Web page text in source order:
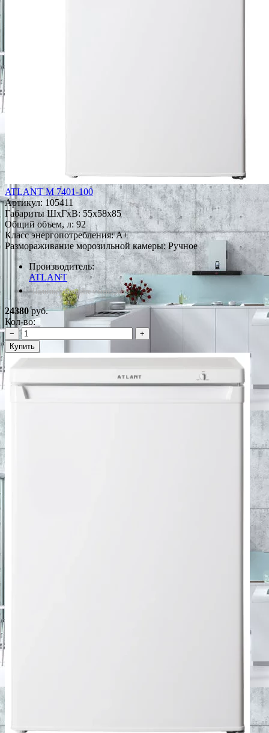
ATLANT М 7401-100
Артикул: 105411
Габариты ШxГxВ: 55x58x85
Общий объем, л: 92
Класс энергопотребления: A+
Размораживание морозильной камеры: Ручное
Производитель:
ATLANT
*Наличие уточняйте у менеджера
24380руб.
Кол-во:
−
+
Купить